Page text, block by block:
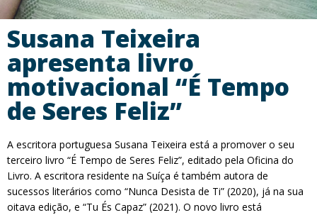
Susana Teixeira
apresenta livro
motivacional “É Tempo
de Seres Feliz”
A escritora portuguesa Susana Teixeira está a promover o seu
terceiro livro “É Tempo de Seres Feliz”, editado pela Oficina do
Livro. A escritora residente na Suíça é também autora de
sucessos literários como “Nunca Desista de Ti” (2020), já na sua
oitava edição, e “Tu És Capaz” (2021). O novo livro está